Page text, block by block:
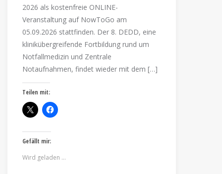
2026 als kostenfreie ONLINE-
Veranstaltung auf NowToGo am
05.09.2026 stattfinden. Der 8. DEDD, eine
klinikübergreifende Fortbildung rund um
Notfallmedizin und Zentrale
Notaufnahmen, findet wieder mit dem […]
Teilen mit:
Gefällt mir:
Wird geladen …